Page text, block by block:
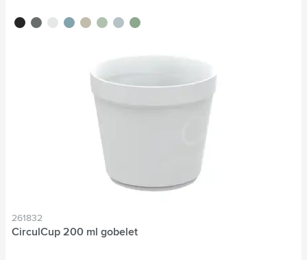
noir gris pierre
blanc cassé
bleu moyen
beigevert clairbleu clairvert moyen
261832
CirculCup 200 ml gobelet